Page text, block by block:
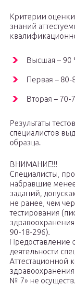
Критерии оценки
знаний
Высшая – 90
Первая – 80-
Вторая – 70-
Результаты
специалистов
образца.
ВНИМАНИЕ!!!
Специалисты,
набравшие
заданий,
не ранее, чем
тестирования
90-18-296).
Предоставление
деятельности
Аттестационной
№ 7» не